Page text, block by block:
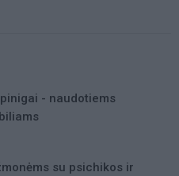
- naudotiems
su psichikos ir